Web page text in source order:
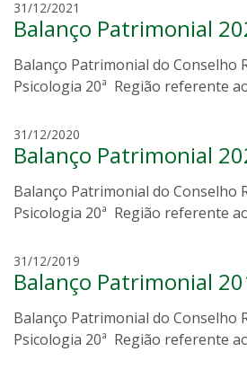
r
r
e
a
31/12/2021
l
i
d
r
r
e
a
Balanço Patrimonial
Balanço Patrimonial do Conselho
Psicologia 20ª Região referente
31/12/2020
l
i
d
r
r
e
a
Balanço Patrimonial
Balanço Patrimonial do Conselho
Psicologia 20ª Região referente
31/12/2019
a
i
a
Balanço Patrimonial
Balanço Patrimonial do Conselho
Psicologia 20ª Região referente